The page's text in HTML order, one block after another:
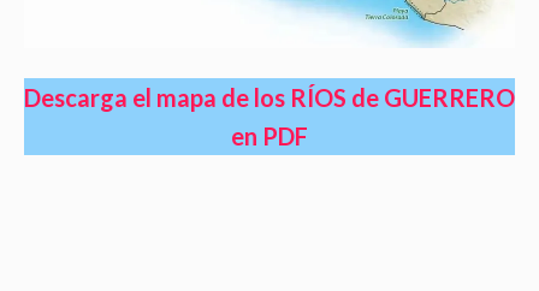
Descarga el mapa de los RÍOS de GUERRERO
en PDF